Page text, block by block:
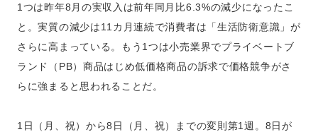
1つは昨年8月の実収入は前年同月比6.3%の減少になったこ
と。実質の減少は11カ月連続で消費者は「生活防衛意識」が
さらに高まっている。もう1つは小売業界でプライベートブ
ランド（PB）商品はじめ低価格商品の訴求で価格競争がさ
らに強まると思われることだ。
1日（月、祝）から8日（月、祝）までの変則第1週。8日が